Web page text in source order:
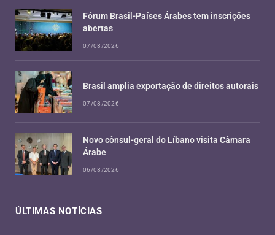
ÚLTIMAS NOTÍCIAS
Fórum Brasil-Países Árabes tem inscrições
abertas
07/08/2026
Brasil amplia exportação de direitos autorais
07/08/2026
Novo cônsul-geral do Líbano visita Câmara
Árabe
06/08/2026